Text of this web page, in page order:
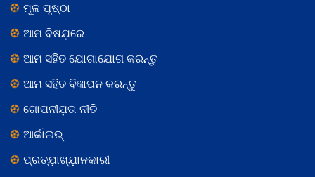
ମୂଳ ପୃଷ୍ଠା
ଆମ ବିଷଯ଼ରେ
ଆମ ସହିତ ଯୋଗାଯୋଗ କରନ୍ତୁ
ଆମ ସହିତ ବିଜ୍ଞାପନ କରନ୍ତୁ
ଗୋପନୀଯ଼ତା ନୀତି
ଆର୍କାଇଭ୍
ପ୍ରତ୍ଯ଼ାଖ୍ଯ଼ାନକାରୀ